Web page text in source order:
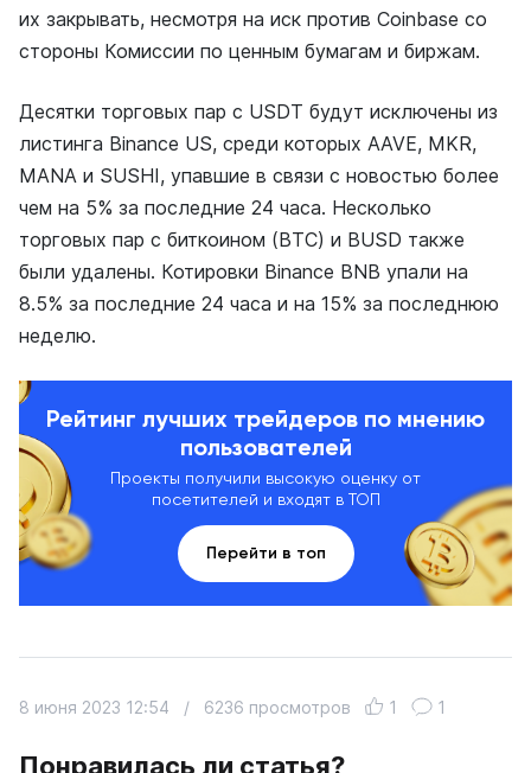
их закрывать, несмотря на иск против Coinbase со
стороны Комиссии по ценным бумагам и биржам.
Десятки торговых пар с USDT будут исключены из
листинга Binance US, среди которых AAVE, MKR,
MANA и SUSHI, упавшие в связи с новостью более
чем на 5% за последние 24 часа. Несколько
торговых пар с биткоином (BTC) и BUSD также
были удалены. Котировки Binance BNB упали на
8.5% за последние 24 часа и на 15% за последнюю
неделю.
Рейтинг лучших трейдеров по мнению
пользователей
Проекты получили высокую оценку от
посетителей и входят в ТОП
Перейти в топ
Понравилась ли статья?
8 июня 2023 12:54 / 6236 просмотров 1 1